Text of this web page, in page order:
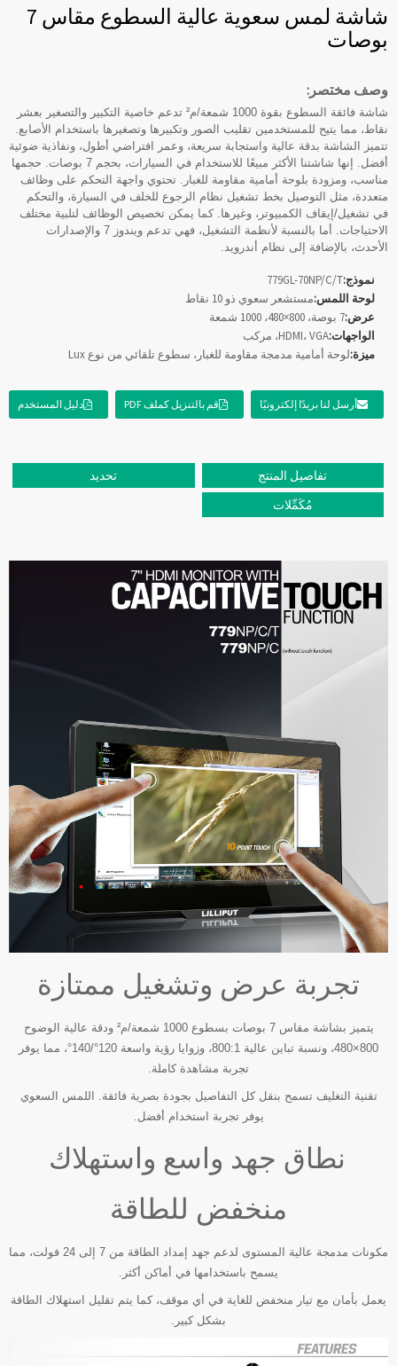
شاشة لمس سعوية عالية السطوع مقاس 7
بوصات
وصف مختصر:
شاشة فائقة السطوع بقوة 1000 شمعة/م² تدعم خاصية التكبير والتصغير بعشر
نقاط، مما يتيح للمستخدمين تقليب الصور وتكبيرها وتصغيرها باستخدام الأصابع.
تتميز الشاشة بدقة عالية واستجابة سريعة، وعمر افتراضي أطول، ونفاذية ضوئية
أفضل. إنها شاشتنا الأكثر مبيعًا للاستخدام في السيارات، بحجم 7 بوصات. حجمها
مناسب، ومزودة بلوحة أمامية مقاومة للغبار. تحتوي واجهة التحكم على وظائف
متعددة، مثل التوصيل بخط تشغيل نظام الرجوع للخلف في السيارة، والتحكم
في تشغيل/إيقاف الكمبيوتر، وغيرها. كما يمكن تخصيص الوظائف لتلبية مختلف
الاحتياجات. أما بالنسبة لأنظمة التشغيل، فهي تدعم ويندوز 7 والإصدارات
الأحدث، بالإضافة إلى نظام أندرويد.
نموذج:779GL-70NP/C/T
لوحة اللمس:مستشعر سعوي ذو 10 نقاط
عرض:7 بوصة، 800×480، 1000 شمعة
الواجهات:HDMI، VGA، مركب
ميزة:لوحة أمامية مدمجة مقاومة للغبار، سطوع تلقائي من نوع Lux
أرسل لنا بريدًا إلكترونيًا قم بالتنزيل كملف PDF دليل المستخدم
تفاصيل المنتج
تحديد
مُكَمِّلات
تجربة عرض وتشغيل ممتازة
يتميز بشاشة مقاس 7 بوصات بسطوع 1000 شمعة/م² ودقة عالية الوضوح
800×480، ونسبة تباين عالية 800:1، وزوايا رؤية واسعة 120°/140°، مما يوفر
تجربة مشاهدة كاملة.
تقنية التغليف تسمح بنقل كل التفاصيل بجودة بصرية فائقة. اللمس السعوي
يوفر تجربة استخدام أفضل.
نطاق جهد واسع واستهلاك
منخفض للطاقة
مكونات مدمجة عالية المستوى لدعم جهد إمداد الطاقة من 7 إلى 24 فولت، مما
يسمح باستخدامها في أماكن أكثر.
يعمل بأمان مع تيار منخفض للغاية في أي موقف، كما يتم تقليل استهلاك الطاقة
بشكل كبير.